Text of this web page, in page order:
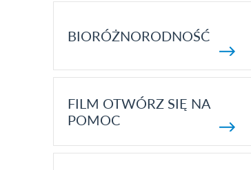
BIORÓŻNORODNOŚĆ
FILM OTWÓRZ SIĘ NA
POMOC